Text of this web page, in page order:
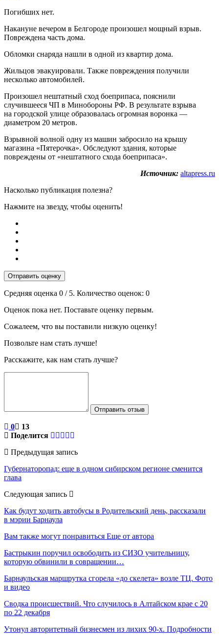
Погибших нет.
Накануне вечером в Белгороде произошел мощный взрыв.
Повреждена часть дома.
Обломки снаряда нашли в одной из квартир дома.
Жильцов эвакуировали. Также повреждения получили
несколько автомобилей.
Произошел нештатный сход боеприпаса, пояснили
случившееся ЧП в Минобороны РФ. В результате взрыва
на городской улице образовалась огромная воронка —
диаметром 20 метров.
Взрывной волной одну из машин забросило на крышу
магазина «Пятерочка». Обследуют здания, которые
повреждены от «нештатного схода боеприпаса».
Источник: altapress.ru
Насколько публикация полезна?
Нажмите на звезду, чтобы оценить!
Отправить оценку
Средняя оценка 0 / 5. Количество оценок: 0
Оценок пока нет. Поставьте оценку первым.
Сожалеем, что вы поставили низкую оценку!
Позвольте нам стать лучше!
Расскажите, как нам стать лучше?
Отправить отзыв
0
13
Поделится
Предыдущая запись
Губернаторопад: еще в одном сибирском регионе сменится
глава
Следующая запись
Как будут ходить автобусы в Родительский день, рассказали
в мэрии Барнаула
Вам также могут понравиться Еще от автора
Бастрыкин поручил освободить из СИЗО учительницу,
которую обвинили в совращении…
Барнаульская маршрутка сгорела «до скелета» возле ТЦ. Фото
и видео
Сводка происшествий. Что случилось в Алтайском крае с 20
по 22 декабря
Утонул авторитетный бизнесмен из лихих 90-х. Подробности